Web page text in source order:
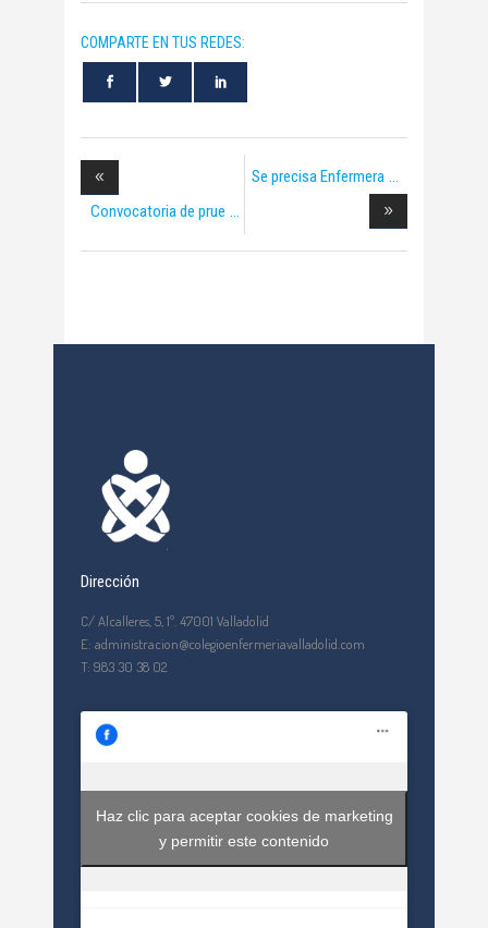
COMPARTE EN TUS REDES:
Convocatoria de prue
Se precisa Enfermera
Dirección
C/ Alcalleres, 5, 1º. 47001 Valladolid
E: administracion@colegioenfermeriavalladolid.com
T: 983 30 38 02
Haz clic para aceptar cookies de marketing
y permitir este contenido